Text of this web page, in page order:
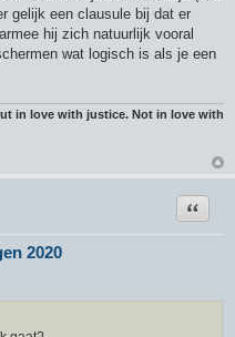
gelijk een clausule bij dat er
hij zich natuurlijk vooral
wat logisch is als je een
in love with justice. Not in love with
2020
Citeer